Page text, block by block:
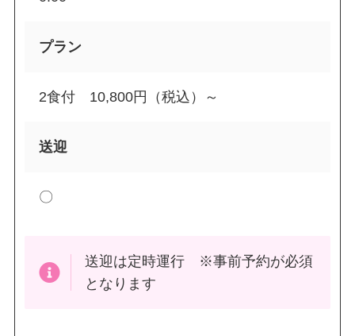
プラン
2食付 10,800円（税込）～
送迎
〇
送迎は定時運行 ※事前予約が必須
となります